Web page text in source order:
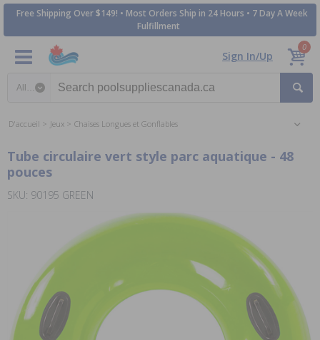
Free Shipping Over $149! • Most Orders Ship in 24 Hours • 7 Day A Week
Fulfillment
Sign In/Up
0
D'accueil Jeux Chaises Longues et Gonflables
Tube circulaire vert style parc aquatique - 48
pouces
SKU: 90195 GREEN